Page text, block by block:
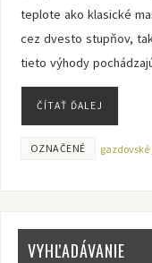
teplote ako klasické
cez dvesto stupňov,
tieto výhody
ČÍTAŤ ĎALEJ
OZNAČENÉ
VYHĽADÁVANIE